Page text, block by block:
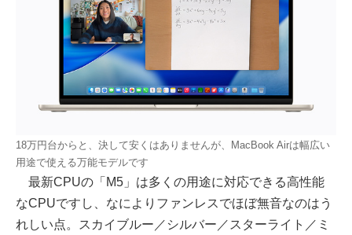
18万円台からと、決して安くはありませんが、MacBook Airは幅広い
用途で使える万能モデルです
最新CPUの「M5」は多くの用途に対応できる高性能
なCPUですし、なによりファンレスでほぼ無音なのはう
れしい点。スカイブルー／シルバー／スターライト／ミ